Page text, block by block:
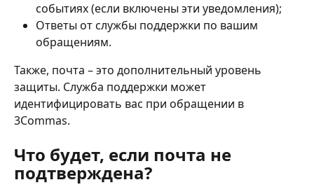
событиях (если включены эти уведомления);
Ответы от службы поддержки по вашим
обращениям.
Также, почта – это дополнительный уровень
защиты. Служба поддержки может
идентифицировать вас при обращении в
3Commas.
Что будет, если почта не
подтверждена?